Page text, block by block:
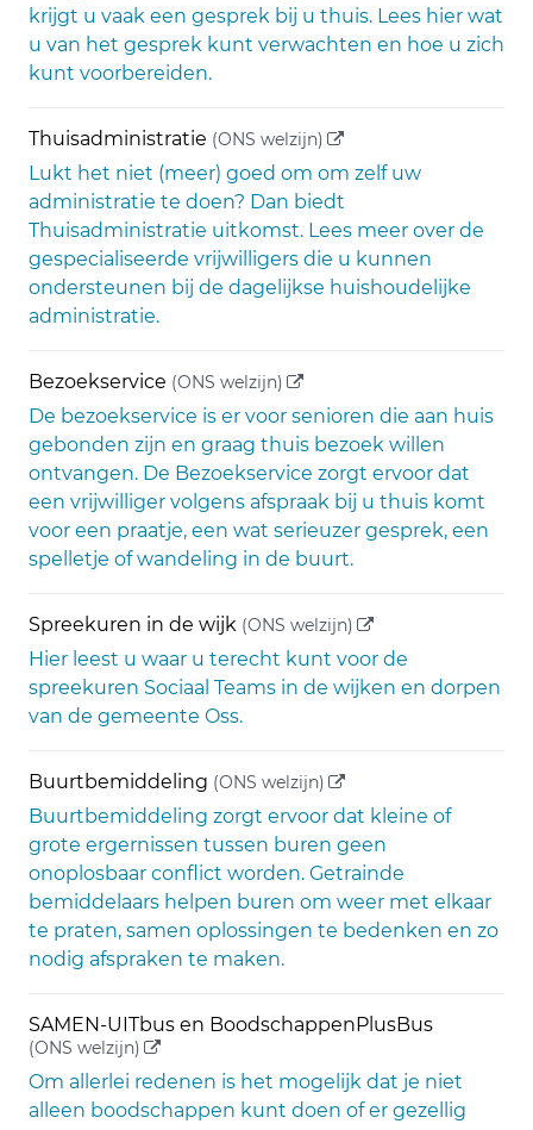
krijgt u vaak een gesprek bij u thuis. Lees hier wat
u van het gesprek kunt verwachten en hoe u zich
kunt voorbereiden.
Thuisadministratie (ONS welzijn) (externe link)
Lukt het niet (meer) goed om om zelf uw
administratie te doen? Dan biedt
Thuisadministratie uitkomst. Lees meer over de
gespecialiseerde vrijwilligers die u kunnen
ondersteunen bij de dagelijkse huishoudelijke
administratie.
Bezoekservice (ONS welzijn) (externe link)
De bezoekservice is er voor senioren die aan huis
gebonden zijn en graag thuis bezoek willen
ontvangen. De Bezoekservice zorgt ervoor dat
een vrijwilliger volgens afspraak bij u thuis komt
voor een praatje, een wat serieuzer gesprek, een
spelletje of wandeling in de buurt.
Spreekuren in de wijk (ONS welzijn) (externe link)
Hier leest u waar u terecht kunt voor de
spreekuren Sociaal Teams in de wijken en dorpen
van de gemeente Oss.
Buurtbemiddeling (ONS welzijn) (externe link)
Buurtbemiddeling zorgt ervoor dat kleine of
grote ergernissen tussen buren geen
onoplosbaar conflict worden. Getrainde
bemiddelaars helpen buren om weer met elkaar
te praten, samen oplossingen te bedenken en zo
nodig afspraken te maken.
SAMEN-UITbus en BoodschappenPlusBus
(ONS welzijn) (externe link)
Om allerlei redenen is het mogelijk dat je niet
alleen boodschappen kunt doen of er gezellig